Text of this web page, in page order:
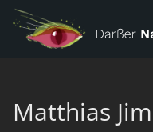
Matthias